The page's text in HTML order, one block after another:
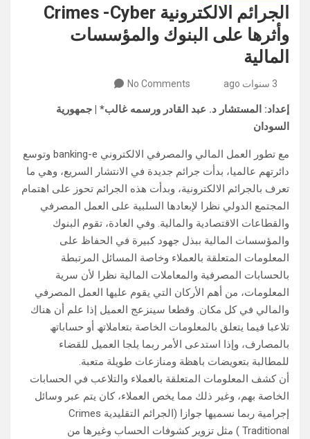
الجرائم الالكترونیة Crimes -Cyber
وأثرھا على البنوك والمؤسسات
المالیة
3 سنوات ago No Comments
إعداد: المستشار د. عبد القادر ورسمه غالب* | جمهورية
السودان
مع تطور العمل المالي والمصرفي الالكتروني banking-e وتوسع
دائرتھم عالمیا، بدأت جرائم جدیدة في الانتشار السریع، وھي ما
تعرف بالجرائم الالكترونیة، وبدأت ھذه الجرائم تحوز على اھتمام
المجتمع الدولي نظرا لإبعادھا السلبیة على العمل المصرفي
والقطاعات الاقتصادیة والمالیة. وفي العادة، تقوم البنوك
والمؤسسات المالیة ببذل جھود كبیرة في الحفاظ على
المعلومات المتعلقة بالعملاء وخاصة المسائل المرتبطة
بالحسابات المصرفیة والمعاملات المالیة نظرا لأن سریة
المعلومات، من أھم الأركان التي یقوم علیھا العمل المصرفي
والمالي في كل مكان. وقطعا سینزعج العمیل إذا علم أن ھناك
تلاعبا فیما یتعلق بالمعلومات الخاصة بتعاملاتھ أو حساباتھ
بالمصارف، وإذا استدعى الأمر ربما یلجا العمیل للقضاء
للمطالبة بتعویضات باھظة ومنازعات طویلة متعبة.
أن كشف المعلومات المتعلقة بالعملاء والتلاعب في الحسابات
الخاصة بھم، وغیر ذلك مما یخص العملاء، كان یتم عبر وسائل
إجرامیة ربما نسمیھا جوازا (الجرائم التقلیدیة Crimes
Traditional ) مثل تزویر كشوفات الحساب وغیرھا من